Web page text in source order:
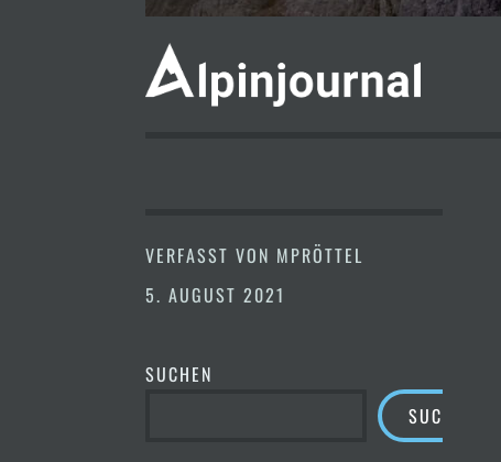
VERFASST VON MPRÖTTEL
5. AUGUST 2021
SUCHEN
SUCHEN